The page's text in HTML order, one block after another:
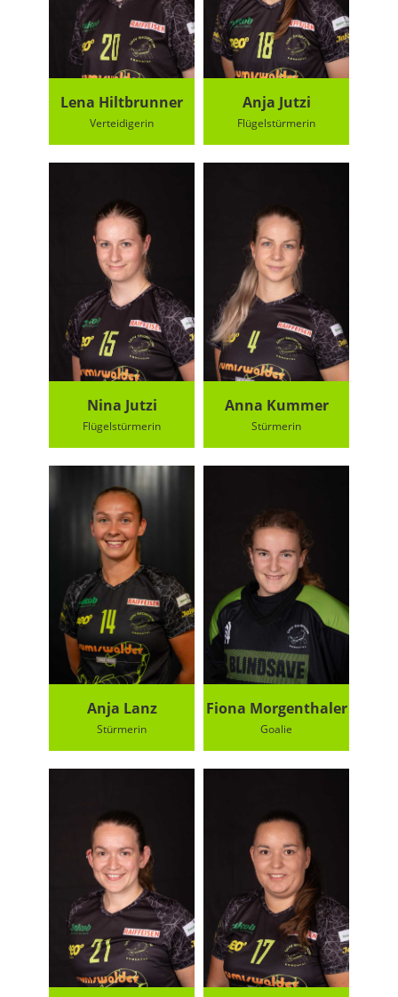
Lena Hiltbrunner
Verteidigerin
Anja Jutzi
Flügelstürmerin
Nina Jutzi
Flügelstürmerin
Anna Kummer
Stürmerin
Anja Lanz
Stürmerin
Fiona Morgenthaler
Goalie